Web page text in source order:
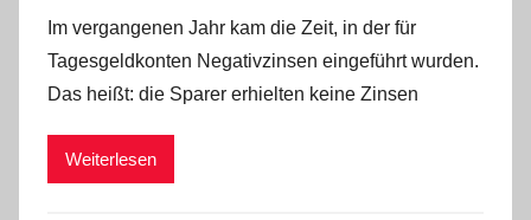
n
a
d
Im vergangenen Jahr kam die Zeit, in der für
Tagesgeldkonten Negativzinsen eingeführt wurden.
Das heißt: die Sparer erhielten keine Zinsen
Weiterlesen